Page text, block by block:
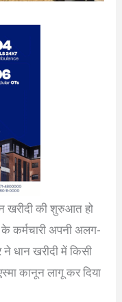
खरीदी की शुरुआत हो
के कर्मचारी अपनी अलग-
धान खरीदी में किसी
कानून लागू कर दिया